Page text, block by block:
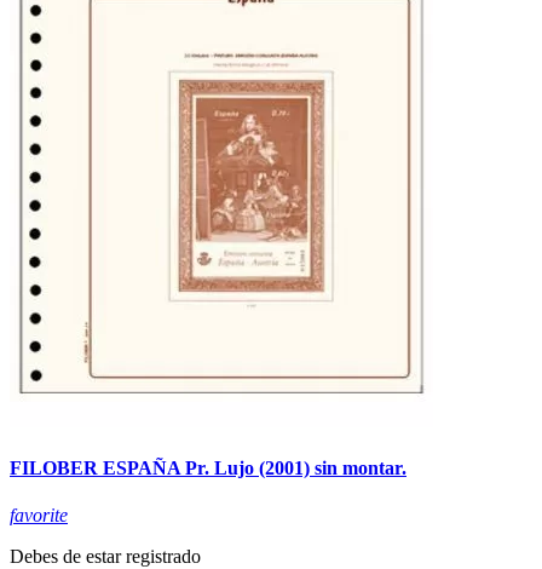
FILOBER ESPAÑA Pr. Lujo (2001) sin montar.
favorite
Debes de estar registrado